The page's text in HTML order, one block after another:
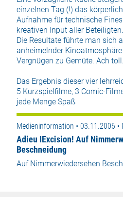
einzelnen Tag (!) das
Aufnahme für technische
kreativen Input aller Beteiligten.
Die Resultate führte man sich
anheimelnder
Vergnügen zu Gemüte. Ach toll.
Das Ergebnis dieser vier
5 Kurzspielfilme, 3 Comic-
jede Menge Spaß
Medieninformation • 03.11.2006 •
Adieu IExcision! Auf
Beschneidung
Auf Nimmerwiedersehen